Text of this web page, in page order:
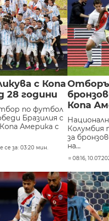
с Копа
28 години
по футбол
Бразилия с
Америка с
се за: 03:20 мин.
Копа
Колумбия
за
на...
08:16,